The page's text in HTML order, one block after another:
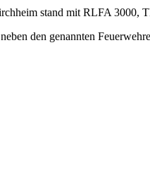
stand mit RLFA 3000,
den genannten